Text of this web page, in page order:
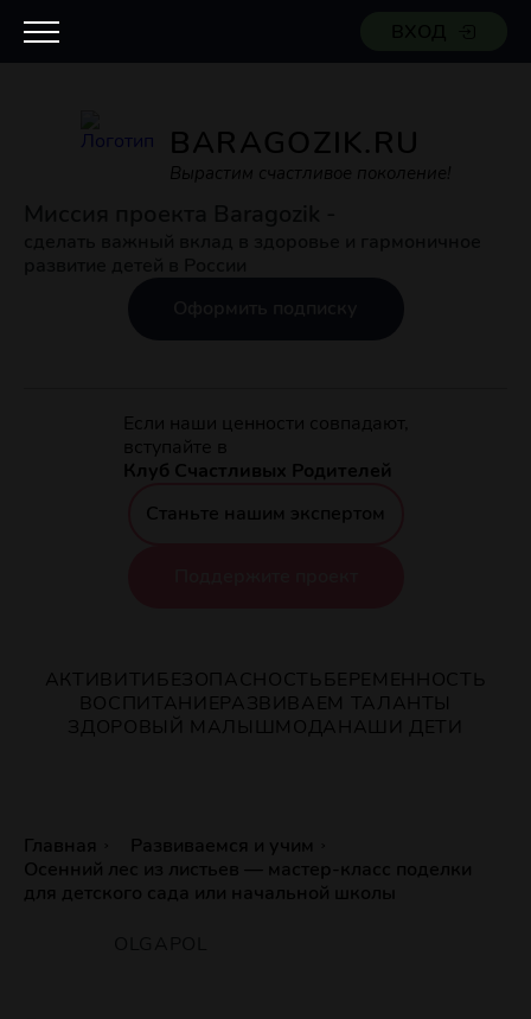
BARAGOZIK.RU
Вырастим счастливое поколение!
Если наши ценности совпадают,
вступайте в
Клуб Счастливых Родителей
Станьте нашим экспертом
АКТИВИТИ БЕЗОПАСНОСТЬ БЕРЕМЕННОСТЬ
ВОСПИТАНИЕРАЗВИВАЕМ ТАЛАНТЫ
ЗДОРОВЫЙ МАЛЫШМОДА НАШИ ДЕТИ
Главная
Развиваемся и учим
Осенний лес из листьев — мастер-класс поделки
для детского сада или начальной школы